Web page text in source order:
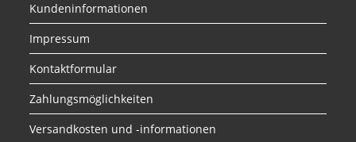
Kundeninformationen
Impressum
Kontaktformular
Zahlungsmöglichkeiten
Versandkosten und -informationen